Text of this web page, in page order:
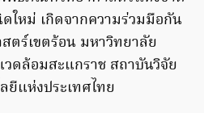
ใหม่ เกิดจากความร่วมมือกัน
ตร์เขตร้อน มหาวิทยาลัย
ดล้อมสะแกราช สถาบันวิจัย
ยีแห่งประเทศไทย